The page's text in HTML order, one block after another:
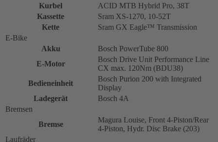
Kurbel
ACID MTB Hybrid Pro, 38T
Kassette
Sram XS-1270, 10-52T
Kette
Sram GX Eagle™ Transmission
E-Bike
Akku
Bosch PowerTube 800
E-Motor
Bosch Drive Unit Performance Line
CX max. 120Nm (BDU38)
Bedieneinheit
Bosch Purion 200 with Integrated
Display
Ladegerät
Bosch 4A
Bremsen
Bremse
Magura Louise, Front 4-Piston/Rear
4-Piston, Hydr. Disc Brake (203)
Laufräder